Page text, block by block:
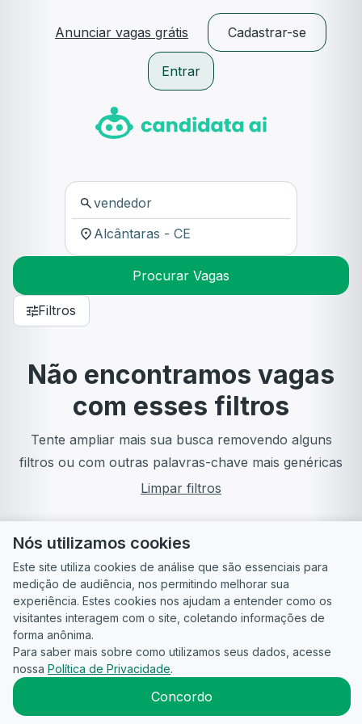
Anunciar vagas grátis Cadastrar-se
Entrar
Procurar Vagas
Filtros
Não encontramos vagas
com esses filtros
Tente ampliar mais sua busca removendo alguns
filtros ou com outras palavras-chave mais genéricas
Limpar filtros
Guia do
Candidato
Para
empresas
Política de
Privacidade
Termos
2026CandidataAI
Nós utilizamos cookies
Este site utiliza cookies de análise que são essenciais para
medição de audiência, nos permitindo melhorar sua
experiência. Estes cookies nos ajudam a entender como os
visitantes interagem com o site, coletando informações de
forma anônima.
Para saber mais sobre como utilizamos seus dados, acesse
nossa Política de Privacidade.
Concordo